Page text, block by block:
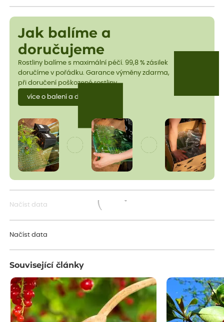
Jak balíme a
doručujeme
Rostliny balíme s maximální péčí. 99,8 % zásilek
doručíme v pořádku. Garance výměny zdarma,
při doručení poškozené rostliny.
více o balení a dopravě
Načíst data
Načíst data
Související články